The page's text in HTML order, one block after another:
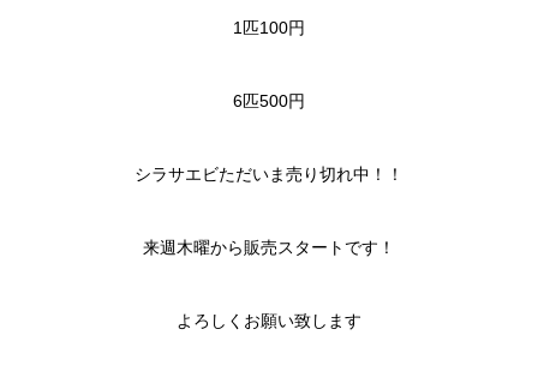
1匹100円
6匹500円
シラサエビただいま売り切れ中！！
来週木曜から販売スタートです！
よろしくお願い致します